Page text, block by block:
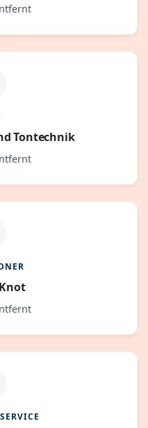
Tontechnik